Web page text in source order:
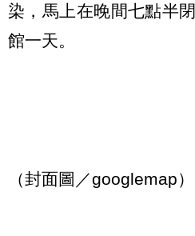
染，馬上在晚間七點半
館一天。
（封面圖／googlemap）